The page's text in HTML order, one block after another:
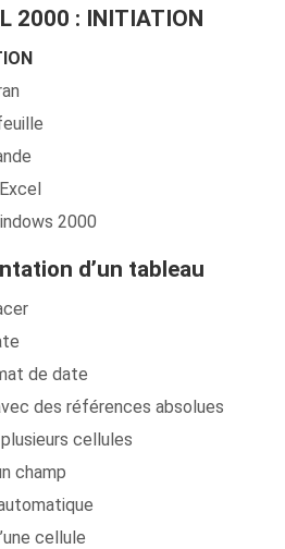
2000 : INITIATION
2000
d’un tableau
de date
des références absolues
cellules
champ
cellule